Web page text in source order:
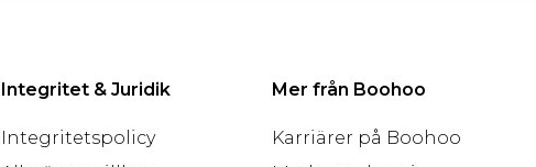
Integritet & Juridik
Integritetspolicy
Mer från Boohoo
Karriärer på Boohoo